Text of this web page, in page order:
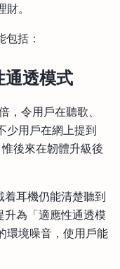
。
括：
通透模式
令用戶在聽歌、
少用戶在網上提到
後來在韌體升級後
耳機仍能清楚聽到
為「適應性通透模
環境噪音，使用戶能